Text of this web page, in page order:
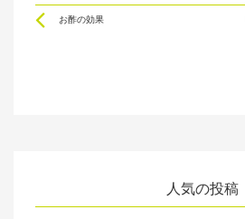
Prev
お酢の効果
人気の投稿